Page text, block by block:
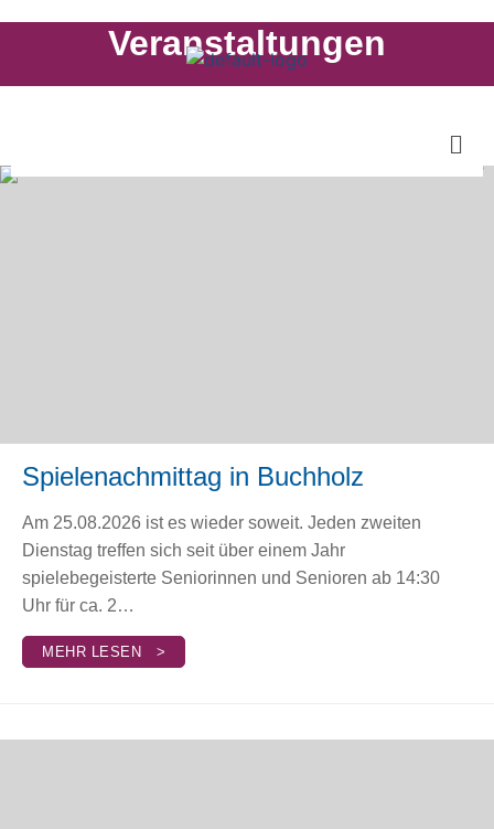
Veranstaltungen
Spielenachmittag in Buchholz
Am 25.08.2026 ist es wieder soweit. Jeden zweiten
Dienstag treffen sich seit über einem Jahr
spielebegeisterte Seniorinnen und Senioren ab 14:30
Uhr für ca. 2…
MEHR LESEN >